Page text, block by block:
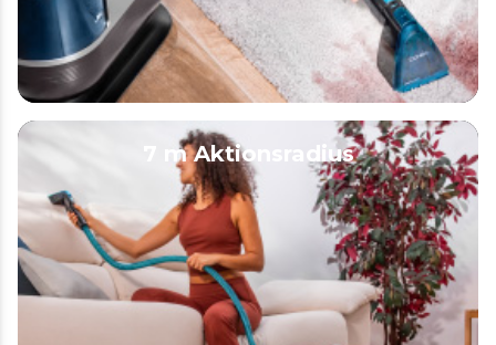
7 m Aktionsradius